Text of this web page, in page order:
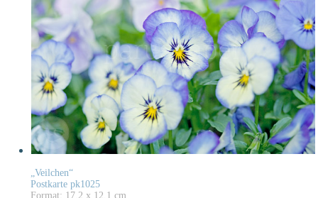
„Veilchen“
Postkarte pk1025
Format: 17,2 x 12,1 cm